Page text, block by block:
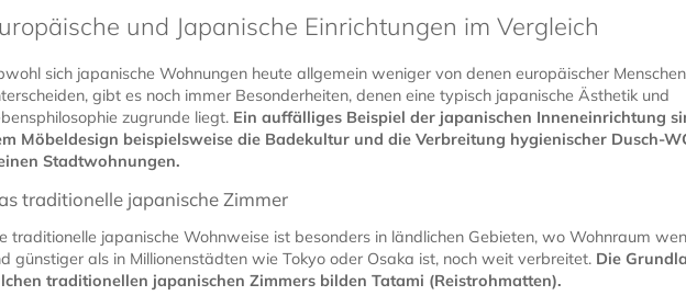
und Japanische Einrichtungen im Vergleich
sich japanische Wohnungen heute allgemein weniger von denen europäischer Menschen
gibt es noch immer Besonderheiten, denen eine typisch japanische Ästhetik und
zugrunde liegt. Ein auffälliges Beispiel der japanischen Inneneinrichtung
Möbeldesign beispielsweise die Badekultur und die Verbreitung hygienischer Dusch-
Stadtwohnungen.
traditionelle japanische Zimmer
traditionelle japanische Wohnweise ist besonders in ländlichen Gebieten, wo Wohnraum
günstiger als in Millionenstädten wie Tokyo oder Osaka ist, noch weit verbreitet. Die
traditionellen japanischen Zimmers bilden Tatami (Reistrohmatten).